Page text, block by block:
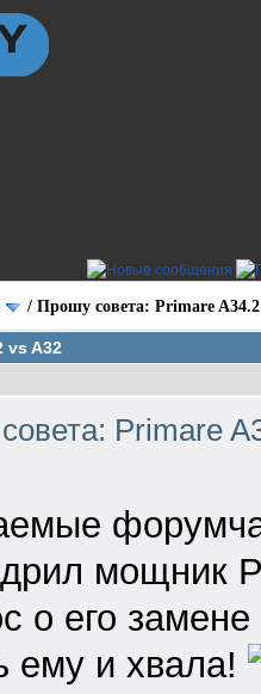
/ Прошу совета: Primare A34.2
vs A32
Primare
мощник
о его
ему и хвала!